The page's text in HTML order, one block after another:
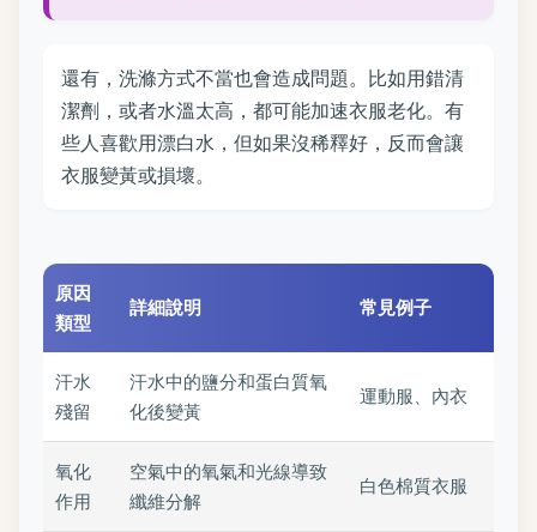
還有，洗滌方式不當也會造成問題。比如用錯清
潔劑，或者水溫太高，都可能加速衣服老化。有
些人喜歡用漂白水，但如果沒稀釋好，反而會讓
衣服變黃或損壞。
原因
類型
詳細說明 常見例子
汗水
殘留
汗水中的鹽分和蛋白質氧
化後變黃
運動服、內衣
氧化
作用
空氣中的氧氣和光線導致
纖維分解
白色棉質衣服